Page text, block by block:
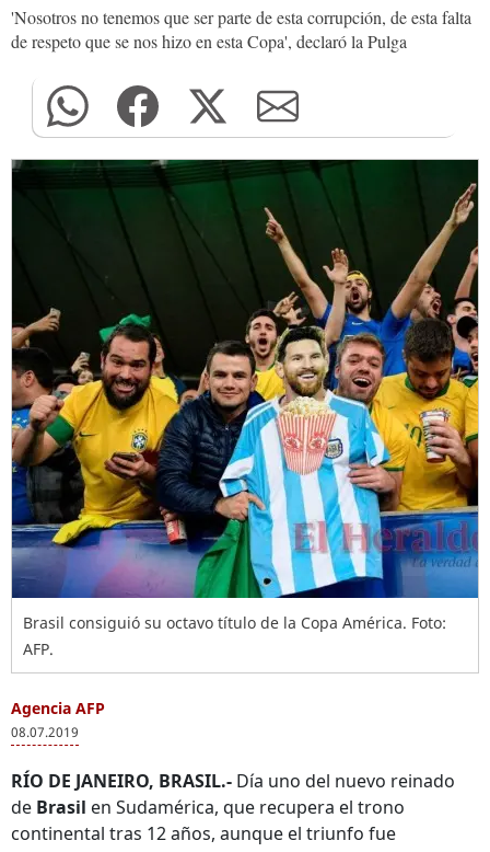
'Nosotros no tenemos que ser parte de esta corrupción, de esta falta
de respeto que se nos hizo en esta Copa', declaró la Pulga
Brasil consiguió su octavo título de la Copa América. Foto:
AFP.
Agencia AFP
08.07.2019
RÍO DE JANEIRO, BRASIL.- Día uno del nuevo reinado
de Brasil en Sudamérica, que recupera el trono
continental tras 12 años, aunque el triunfo fue